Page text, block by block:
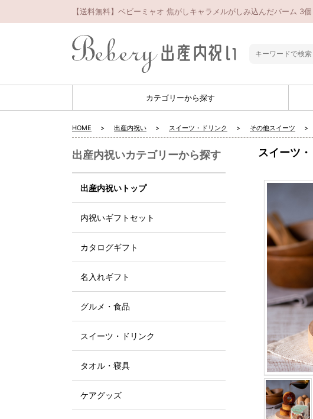
【送料無料】ベビーミャオ 焦がしキャラメルがしみ込んだバーム 3
カテゴリーから探す
HOME 出産内祝い スイーツ・ドリンク その他スイーツ
スイーツ
出産内祝いカテゴリーから探す
出産内祝いトップ
内祝いギフトセット
カタログギフト
名入れギフト
グルメ・食品
スイーツ・ドリンク
タオル・寝具
ケアグッズ